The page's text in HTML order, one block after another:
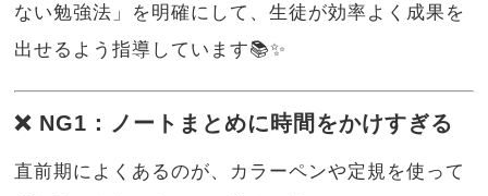
ない勉強法」を明確にして、生徒が効率よく成果を
出せるよう指導しています📚✨
❌ NG1：ノートまとめに時間をかけすぎる
直前期によくあるのが、カラーペンや定規を使って